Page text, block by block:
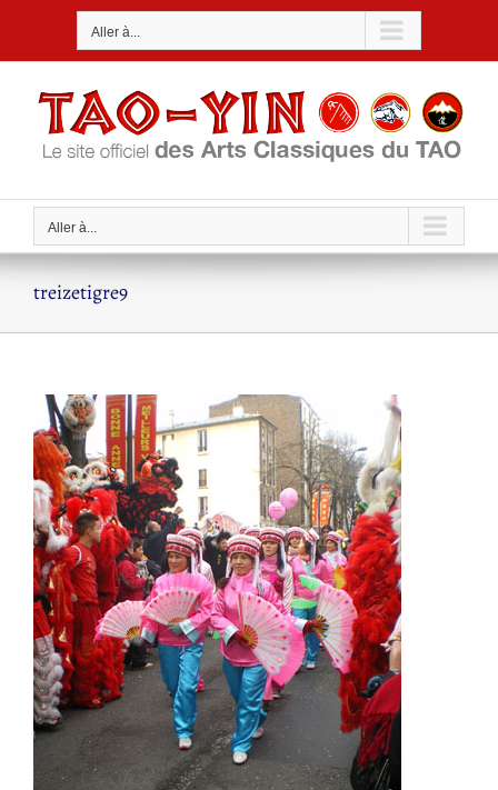
Aller à...
Aller à...
treizetigre9